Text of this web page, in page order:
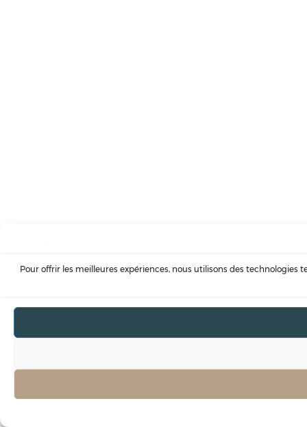
Pour offrir les meilleures expériences, nous utilisons des